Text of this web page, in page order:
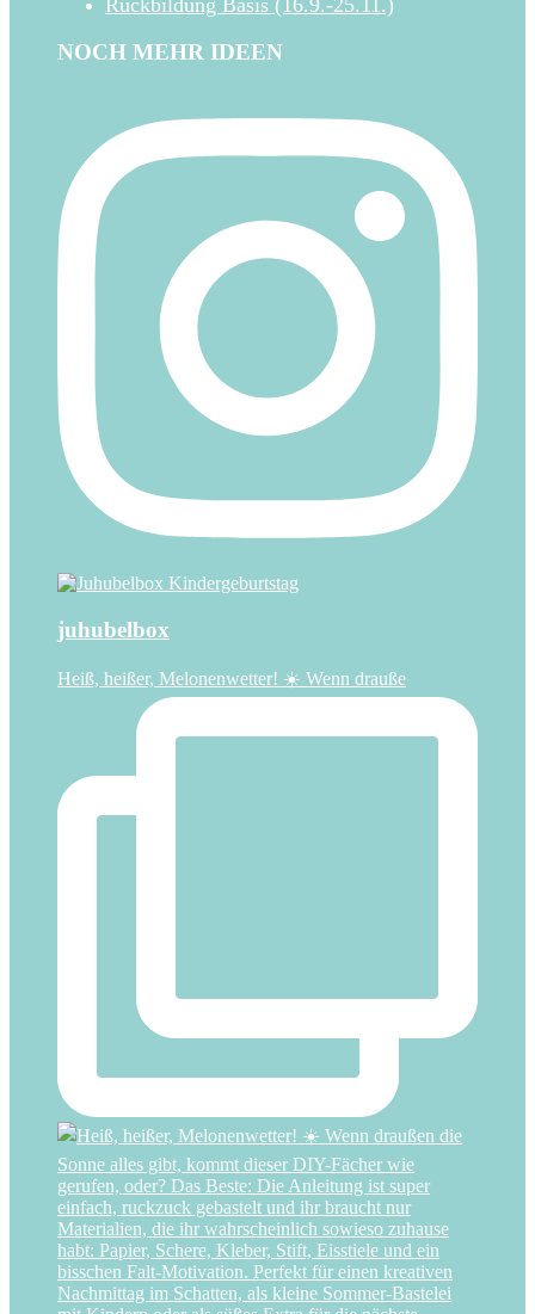
Rückbildung Basis (16.9.-25.11.)
NOCH MEHR IDEEN
juhubelbox
Heiß, heißer, Melonenwetter! ☀️ Wenn drauße